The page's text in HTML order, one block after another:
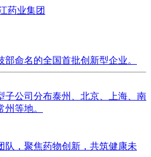
命名的全国首批创新型企业。
子公司分布泰州、北京、上海、南
等地。
队，聚焦药物创新，共筑健康未